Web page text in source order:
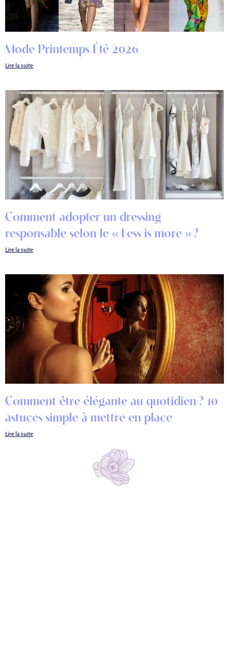
Mode Printemps Été 2026
Lire la suite
Comment adopter un dressing
responsable selon le « Less is more » ?
Lire la suite
Comment être élégante au quotidien ? 10
astuces simple à mettre en place
Lire la suite